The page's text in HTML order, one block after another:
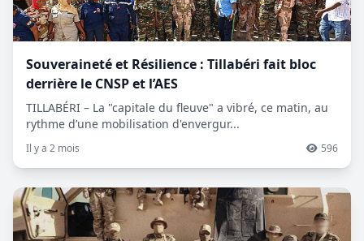
Souveraineté et Résilience : Tillabéri fait bloc
derrière le CNSP et l’AES
TILLABÉRI – La "capitale du fleuve" a vibré, ce matin, au
rythme d’une mobilisation d'envergur...
Il y a 2 mois 596